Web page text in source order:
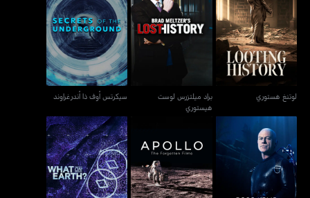
لوتنغ هستوري
لوتنغ هستوري
براد ميلتزرس لوست
هيستوري
براد ميلتزرس لوست
هيستوري
سيكرتس أوف ذا أندرغراوند
سيكرتس أوف ذا أندرغراوند
روس كمب: شيبراك تريجر
هنتر
أبولو: ذي فورغتن فيلمز وات أون إيرث؟